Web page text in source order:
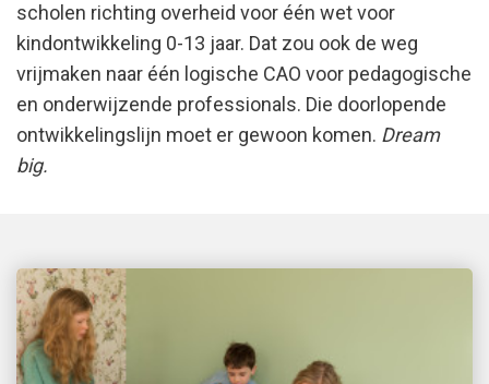
scholen richting overheid voor één wet voor
kindontwikkeling 0-13 jaar. Dat zou ook de weg
vrijmaken naar één logische CAO voor pedagogische
en onderwijzende professionals. Die doorlopende
ontwikkelingslijn moet er gewoon komen. Dream
big.